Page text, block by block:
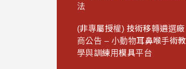
法
(非專屬授權) 技術移轉遴選廠
商公告 – 小動物耳鼻喉手術教
學與訓練用模具平台